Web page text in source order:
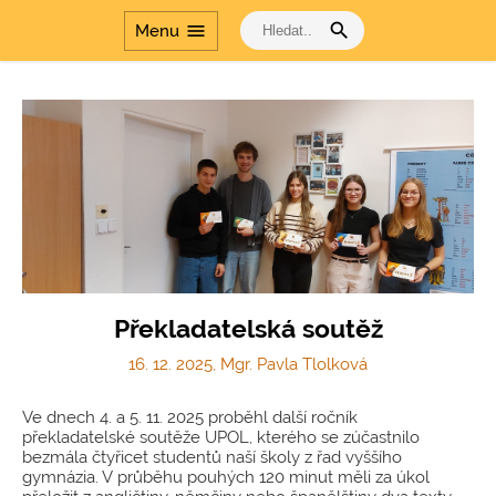
Menu menu search
Překladatelská soutěž
16. 12. 2025, Mgr. Pavla Tlolková
Ve dnech 4. a 5. 11. 2025 proběhl další ročník
překladatelské soutěže UPOL, kterého se zúčastnilo
bezmála čtyřicet studentů naší školy z řad vyššího
gymnázia. V průběhu pouhých 120 minut měli za úkol